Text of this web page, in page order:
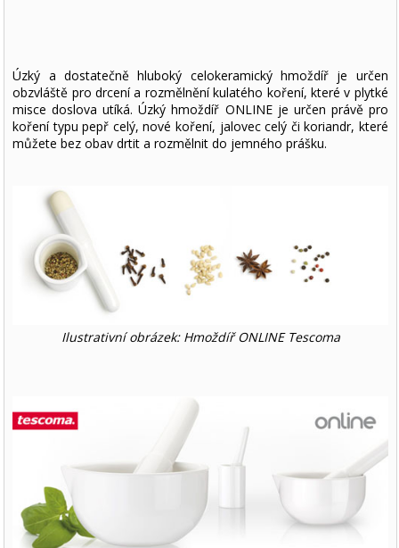
Úzký a dostatečně hluboký celokeramický hmoždíř je určen
obzvláště pro drcení a rozmělnění kulatého koření, které v plytké
misce doslova utíká. Úzký hmoždíř ONLINE je určen právě pro
koření typu pepř celý, nové koření, jalovec celý či koriandr, které
můžete bez obav drtit a rozmělnit do jemného prášku.
Ilustrativní obrázek: Hmoždíř ONLINE Tescoma